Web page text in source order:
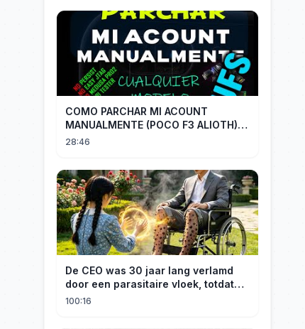
COMO PARCHAR MI ACOUNT
MANUALMENTE (POCO F3 ALIOTH)
SIN REMPLAZAR PERSIST CHIP OFF
28:46
De CEO was 30 jaar lang verlamd
door een parasitaire vloek, totdat
een boerenmeisje hem uiteindelijk
100:16